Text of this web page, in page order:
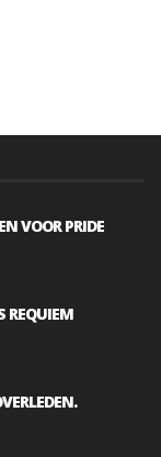
VOOR PRIDE
REQUIEM